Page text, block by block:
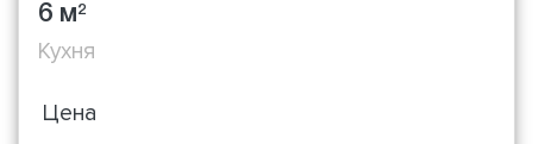
6 м2
Кухня
Цена